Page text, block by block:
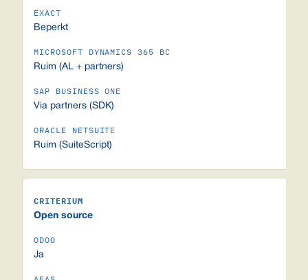
Beperkt
Ruim (AL + partners)
Via partners (SDK)
Ruim (SuiteScript)
Open source
Ja